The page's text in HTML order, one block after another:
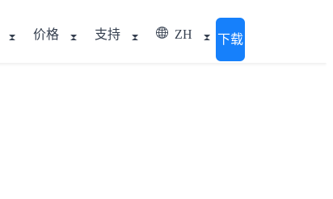
价格 支持 ZH 下载